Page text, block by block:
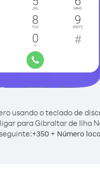
usando o teclado de
para Gibraltar de Ilha
+350 + Número